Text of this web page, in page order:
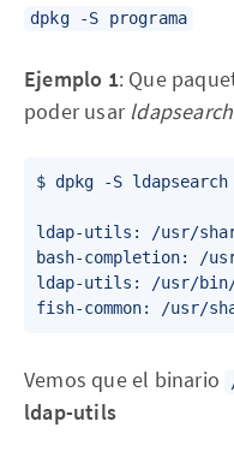
dpkg -S programa
Ejemplo 1: Que
poder usar ldapsearch
$ dpkg -S ldapsearch
ldap-utils: /usr/
bash-completion: /
ldap-utils: /usr/bin/
Vemos que el binario
ldap-utils